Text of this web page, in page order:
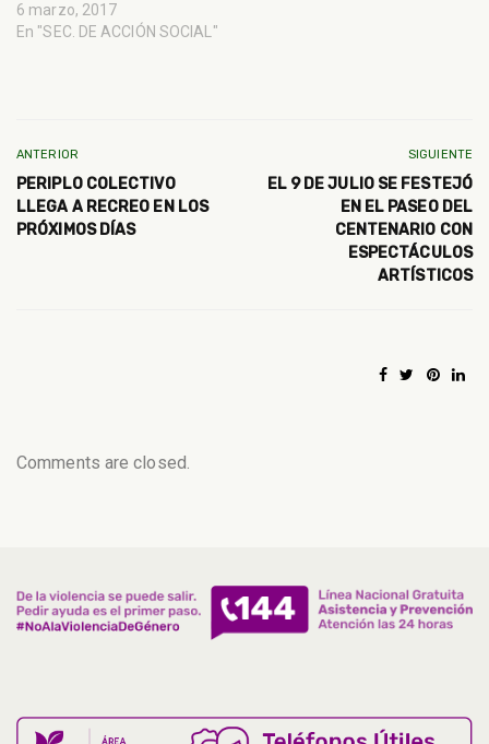
6 marzo, 2017
En "SEC. DE ACCIÓN SOCIAL"
ANTERIOR
PERIPLO COLECTIVO
LLEGA A RECREO EN LOS
PRÓXIMOS DÍAS
SIGUIENTE
EL 9 DE JULIO SE FESTEJÓ
EN EL PASEO DEL
CENTENARIO CON
ESPECTÁCULOS
ARTÍSTICOS
Comments are closed.